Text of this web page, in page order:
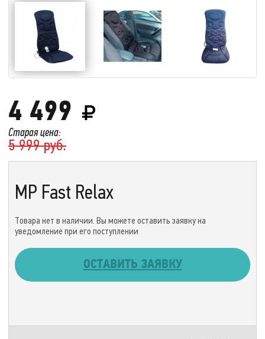
Старая цена:
5 999 руб.
4 499
MP Fast Relax
Товара нет в наличии. Вы можете оставить заявку на
уведомление при его поступлении
ОСТАВИТЬ ЗАЯВКУ